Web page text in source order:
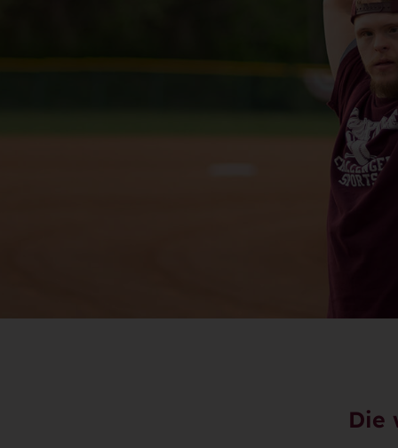
Die